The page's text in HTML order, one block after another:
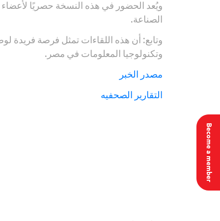
Become a member
ويُعد الحضور في هذه النسخة حصريًا
الصناعة.
وتابع: أن هذه اللقاءات تمثل فرصة فريدة
وتكنولوجيا المعلومات في مصر.
مصدر الخبر
التقارير الصحفيه